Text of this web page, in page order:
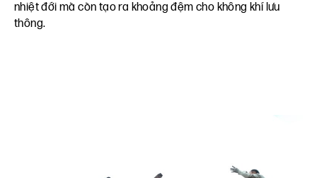
nhiệt đới mà còn tạo ra khoảng đệm cho không khí lưu
thông.